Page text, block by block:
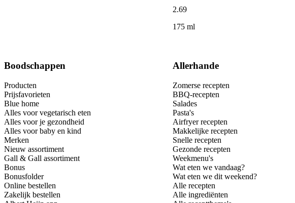
2.69
175 ml
Boodschappen
Producten
Prijsfavorieten
Blue home
Alles voor vegetarisch eten
Alles voor je gezondheid
Alles voor baby en kind
Merken
Nieuw assortiment
Gall & Gall assortiment
Bonus
Bonusfolder
Online bestellen
Zakelijk bestellen
Allerhande
Zomerse recepten
BBQ-recepten
Salades
Pasta's
Airfryer recepten
Makkelijke recepten
Snelle recepten
Gezonde recepten
Weekmenu's
Wat eten we vandaag?
Wat eten we dit weekend?
Alle recepten
Alle ingrediënten